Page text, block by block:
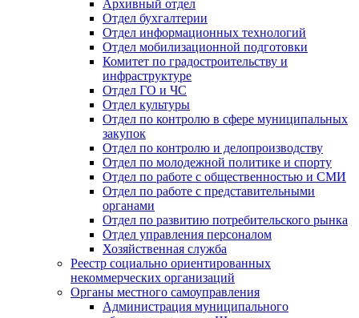
Архивный отдел
Отдел бухгалтерии
Отдел информационных технологий
Отдел мобилизационной подготовки
Комитет по градостроительству и
инфраструктуре
Отдел ГО и ЧС
Отдел культуры
Отдел по контролю в сфере муниципальных
закупок
Отдел по контролю и делопроизводству
Отдел по молодежной политике и спорту
Отдел по работе с общественностью и СМИ
Отдел по работе с представительными
органами
Отдел по развитию потребительского рынка
Отдел управления персоналом
Хозяйственная служба
Реестр социально ориентированных
некоммерческих организаций
Органы местного самоуправления
Администрация муниципального